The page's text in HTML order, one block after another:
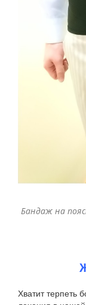
Бандаж на
Хватит терпеть